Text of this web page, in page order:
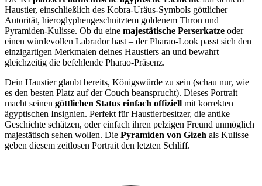
Haustier, einschließlich des Kobra-Uräus-Symbols göttlicher
Autorität, hieroglyphengeschnitztem goldenem Thron und
Pyramiden-Kulisse. Ob du eine majestätische Perserkatze oder
einen würdevollen Labrador hast – der Pharao-Look passt sich den
einzigartigen Merkmalen deines Haustiers an und bewahrt
gleichzeitig die befehlende Pharao-Präsenz.
Dein Haustier glaubt bereits, Königswürde zu sein (schau nur, wie
es den besten Platz auf der Couch beansprucht). Dieses Portrait
macht seinen göttlichen Status einfach offiziell mit korrekten
ägyptischen Insignien. Perfekt für Haustierbesitzer, die antike
Geschichte schätzen, oder einfach ihren pelzigen Freund unmöglich
majestätisch sehen wollen. Die Pyramiden von Gizeh als Kulisse
geben diesem zeitlosen Portrait den letzten Schliff.